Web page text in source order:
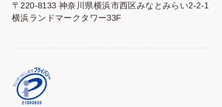
〒220-8133 神奈川県横浜市西区みなとみらい2-2-1
横浜ランドマークタワー33F